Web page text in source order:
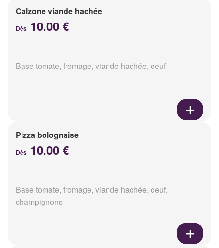
Calzone viande hachée
Dès 10.00 €
Base tomate, fromage, viande hachée, oeuf
Pizza bolognaise
Dès 10.00 €
Base tomate, fromage, viande hachée, oeuf,
champignons